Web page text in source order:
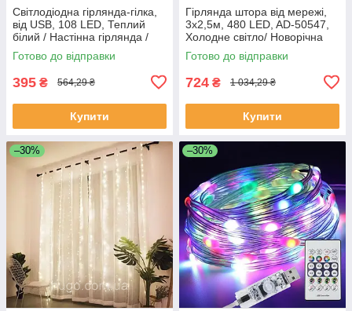
Світлодіодна гірлянда-гілка,
від USB, 108 LED, Теплий
білий / Настінна гірлянда /
Декоративна гірлянда
Готово до відправки
395 ₴ 564,29 ₴
Купити
Гірлянда штора від мережі,
3х2,5м, 480 LED, AD-50547,
Холодне світло/ Новорічна
гірлянда на вікно
Готово до відправки
724 ₴ 1 034,29 ₴
Купити
–30% –30%